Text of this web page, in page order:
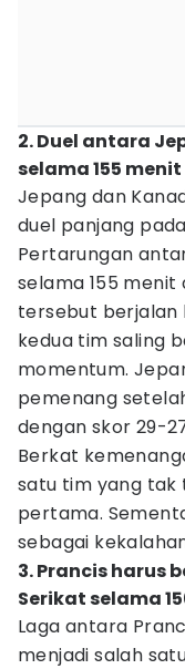
2. Duel antara
selama 155 menit
Jepang dan
duel panjang
Pertarungan
selama 155 menit
tersebut
kedua tim saling
momentum.
pemenang
dengan skor 29-
Berkat
satu tim yang tak
pertama.
sebagai
3. Prancis harus
Serikat selama
Laga antara
menjadi salah